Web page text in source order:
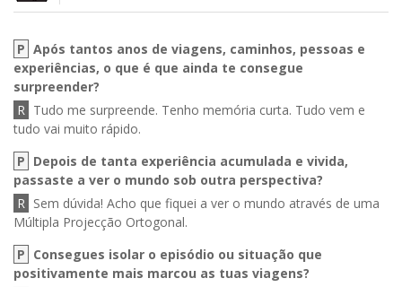
P Após tantos anos de viagens, caminhos, pessoas e
experiências, o que é que ainda te consegue
surpreender?
R Tudo me surpreende. Tenho memória curta. Tudo vem e
tudo vai muito rápido.
P Depois de tanta experiência acumulada e vivida,
passaste a ver o mundo sob outra perspectiva?
R Sem dúvida! Acho que fiquei a ver o mundo através de uma
Múltipla Projecção Ortogonal.
P Consegues isolar o episódio ou situação que
positivamente mais marcou as tuas viagens?